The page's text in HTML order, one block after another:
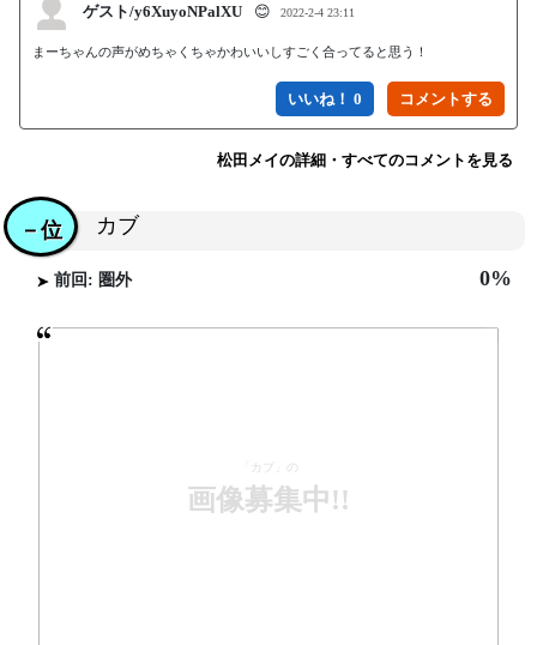
ゲスト/y6XuyoNPalXU 😊 2022-2-4 23:11
まーちゃんの声がめちゃくちゃかわいいしすごく合ってると思う！
いいね！ 0
松田メイの詳細・すべてのコメントを見る
カブ
－位
前回: 圏外 0%
「カブ」の
画像募集中!!